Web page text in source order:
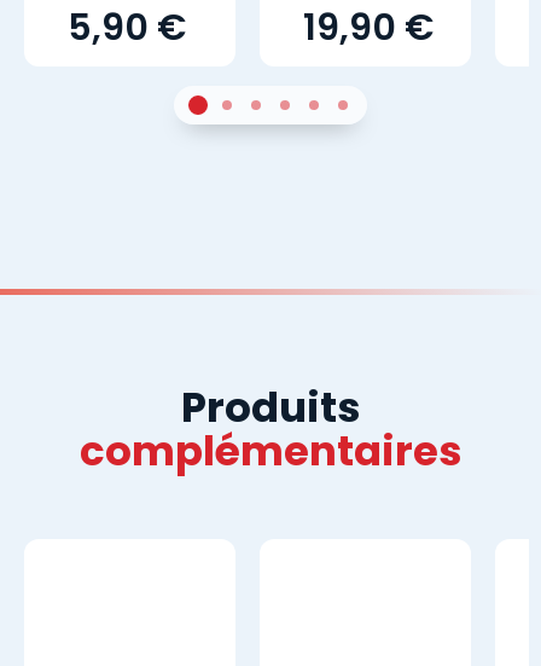
5,90 € 19,90 €
Sur 42Sur 43Sur 44Sur 45Sur 46Sur 4
Produits
complémentaires